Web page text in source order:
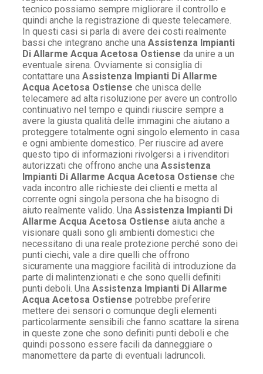
tecnico possiamo sempre migliorare il controllo e
quindi anche la registrazione di queste telecamere.
In questi casi si parla di avere dei costi realmente
bassi che integrano anche una Assistenza Impianti
Di Allarme Acqua Acetosa Ostiense da unire a un
eventuale sirena. Ovviamente si consiglia di
contattare una Assistenza Impianti Di Allarme
Acqua Acetosa Ostiense che unisca delle
telecamere ad alta risoluzione per avere un controllo
continuativo nel tempo e quindi riuscire sempre a
avere la giusta qualità delle immagini che aiutano a
proteggere totalmente ogni singolo elemento in casa
e ogni ambiente domestico. Per riuscire ad avere
questo tipo di informazioni rivolgersi a i rivenditori
autorizzati che offrono anche una Assistenza
Impianti Di Allarme Acqua Acetosa Ostiense che
vada incontro alle richieste dei clienti e metta al
corrente ogni singola persona che ha bisogno di
aiuto realmente valido. Una Assistenza Impianti Di
Allarme Acqua Acetosa Ostiense aiuta anche a
visionare quali sono gli ambienti domestici che
necessitano di una reale protezione perché sono dei
punti ciechi, vale a dire quelli che offrono
sicuramente una maggiore facilità di introduzione da
parte di malintenzionati e che sono quelli definiti
punti deboli. Una Assistenza Impianti Di Allarme
Acqua Acetosa Ostiense potrebbe preferire
mettere dei sensori o comunque degli elementi
particolarmente sensibili che fanno scattare la sirena
in queste zone che sono definiti punti deboli e che
quindi possono essere facili da danneggiare o
manomettere da parte di eventuali ladruncoli.